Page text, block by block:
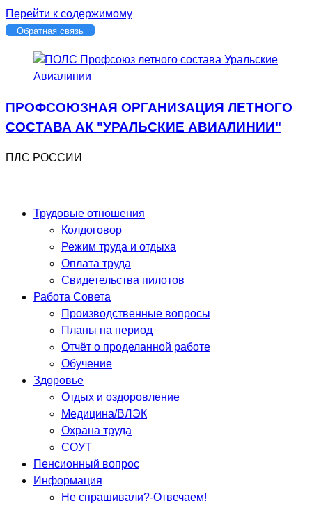
Перейти к содержимому
Обратная связь
ПРОФСОЮЗНАЯ ОРГАНИЗАЦИЯ ЛЕТНОГО
СОСТАВА АК "УРАЛЬСКИЕ АВИАЛИНИИ"
ПЛС РОССИИ
Трудовые отношения
Колдоговор
Режим труда и отдыха
Оплата труда
Свидетельства пилотов
Работа Совета
Производственные вопросы
Планы на период
Отчёт о проделанной работе
Обучение
Здоровье
Отдых и оздоровление
Медицина/ВЛЭК
Охрана труда
СОУТ
Пенсионный вопрос
Информация
Не спрашивали?-Отвечаем!